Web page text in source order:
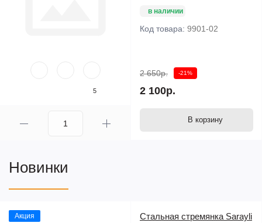
5
в наличии
Код товара: 9901-02
2 650р. -21%
2 100р.
В корзину
Новинки
Акция
Стальная стремянка Sarayli